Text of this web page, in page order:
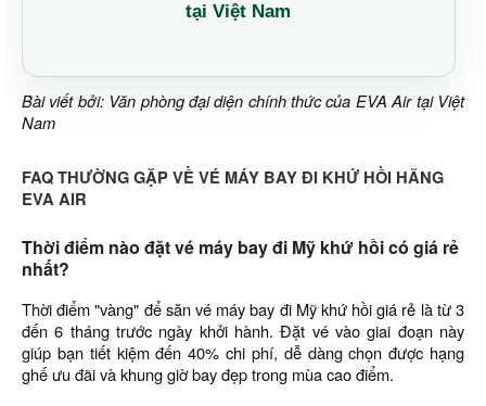
tại Việt Nam
Bài viết bởi: Văn phòng đại diện chính thức của EVA Air tại Việt
Nam
FAQ THƯỜNG GẶP VỀ VÉ MÁY BAY ĐI KHỨ HỒI HÃNG
EVA AIR
Thời điểm nào đặt vé máy bay đi Mỹ khứ hồi có giá rẻ
nhất?
Thời điểm "vàng" để săn vé máy bay đi Mỹ khứ hồi giá rẻ là từ 3
đến 6 tháng trước ngày khởi hành. Đặt vé vào giai đoạn này
giúp bạn tiết kiệm đến 40% chi phí, dễ dàng chọn được hạng
ghế ưu đãi và khung giờ bay đẹp trong mùa cao điểm.